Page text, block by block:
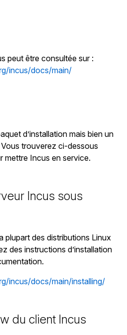
peut être consultée sur :
incus/docs/main/
d’installation mais bien un
trouverez ci-dessous
mettre Incus en service.
Incus sous
plupart des distributions Linux
des instructions d’installation
incus/docs/main/installing/
du client Incus